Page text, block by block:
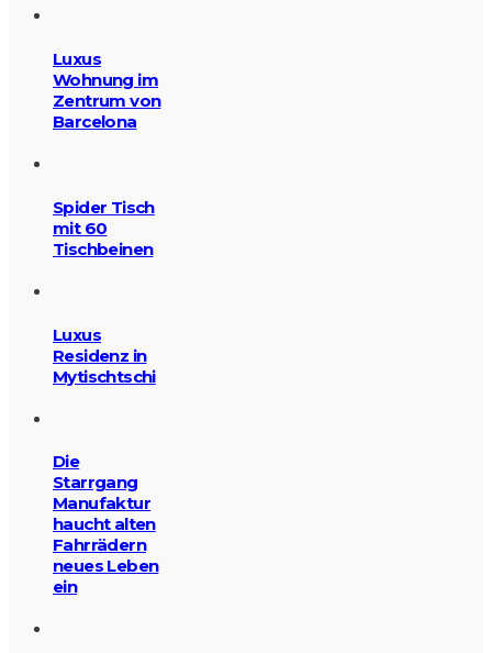
Luxus
Wohnung im
Zentrum von
Barcelona
Spider Tisch
mit 60
Tischbeinen
Luxus
Residenz in
Mytischtschi
Die
Starrgang
Manufaktur
haucht alten
Fahrrädern
neues Leben
ein